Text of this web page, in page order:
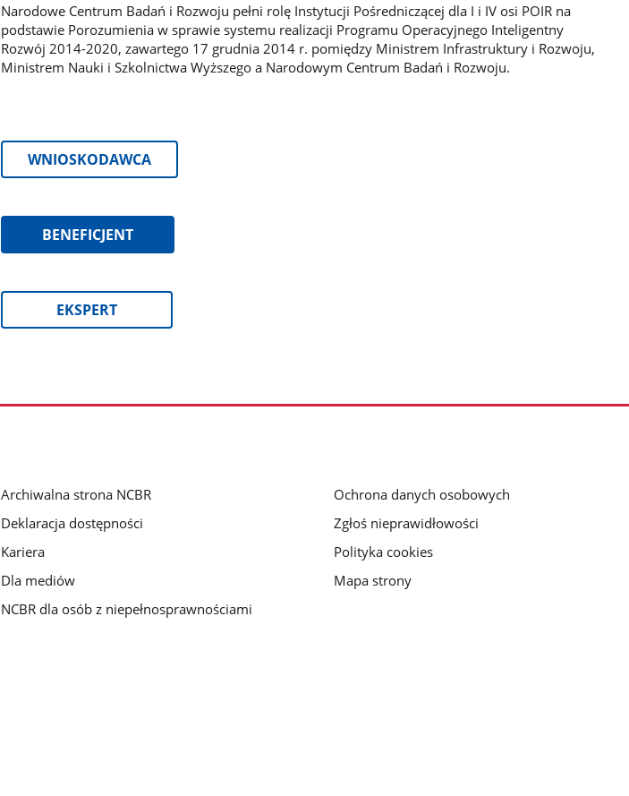
Narodowe Centrum Badań i Rozwoju pełni rolę Instytucji Pośredniczącej dla I i IV osi POIR na
podstawie Porozumienia w sprawie systemu realizacji Programu Operacyjnego Inteligentny
Rozwój 2014-2020, zawartego 17 grudnia 2014 r. pomiędzy Ministrem Infrastruktury i Rozwoju,
Ministrem Nauki i Szkolnictwa Wyższego a Narodowym Centrum Badań i Rozwoju.
WNIOSKODAWCA
BENEFICJENT
EKSPERT
Archiwalna strona NCBR
Deklaracja dostępności
Kariera
Dla mediów
NCBR dla osób z niepełnosprawnościami
Ochrona danych osobowych
Zgłoś nieprawidłowości
Polityka cookies
Mapa strony